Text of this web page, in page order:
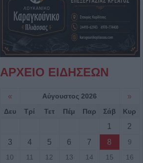
ΑΡΧΕΙΟ ΕΙΔΗΣΕΩΝ
« Αύγουστος 2026 »
Δευ Τρί Τετ Πέμ Παρ Σάβ Κυρ
1
2
3
4 5 6 7 8
9
10
11 12 13 14 15
16